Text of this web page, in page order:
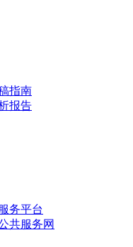
指南
报告
务平台
共服务网